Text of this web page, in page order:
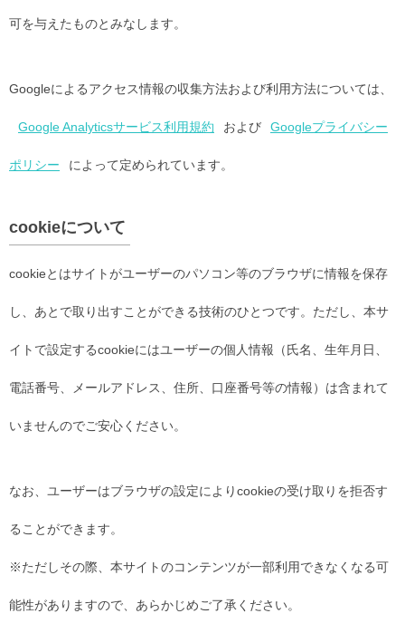
可を与えたものとみなします。
Googleによるアクセス情報の収集方法および利用方法については、
Google Analyticsサービス利用規約 および Googleプライバシー
ポリシー によって定められています。
cookieについて
cookieとはサイトがユーザーのパソコン等のブラウザに情報を保存
し、あとで取り出すことができる技術のひとつです。ただし、本サ
イトで設定するcookieにはユーザーの個人情報（氏名、生年月日、
電話番号、メールアドレス、住所、口座番号等の情報）は含まれて
いませんのでご安心ください。
なお、ユーザーはブラウザの設定によりcookieの受け取りを拒否す
ることができます。
※ただしその際、本サイトのコンテンツが一部利用できなくなる可
能性がありますので、あらかじめご了承ください。